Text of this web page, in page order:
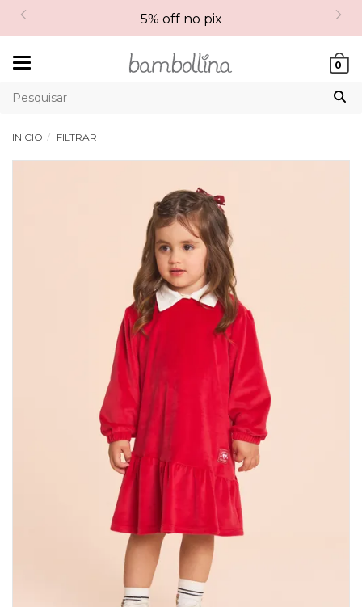
5% off no pix
0
INÍCIO FILTRAR